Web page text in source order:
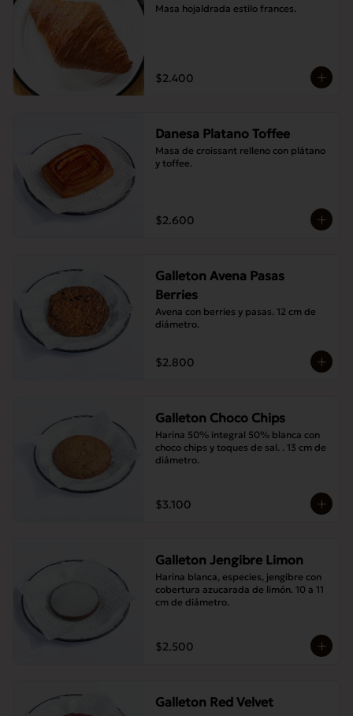
Masa hojaldrada estilo frances.
$2.400
Danesa Platano Toffee
Masa de croissant relleno con plátano
y toffee.
$2.600
Galleton Avena Pasas
Berries
Avena con berries y pasas. 12 cm de
diámetro.
$2.800
Galleton Choco Chips
Harina 50% integral 50% blanca con
choco chips y toques de sal. . 13 cm de
diámetro.
$3.100
Galleton Jengibre Limon
Harina blanca, especies, jengibre con
cobertura azucarada de limón. 10 a 11
cm de diámetro.
$2.500
Galleton Red Velvet